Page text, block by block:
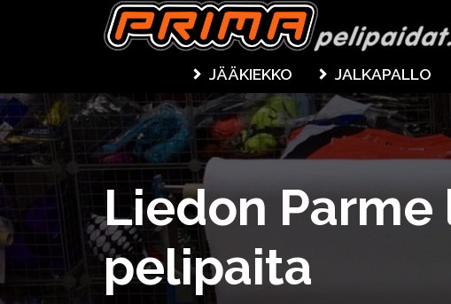
JÄÄKIEKKO JALKAPALLO
Liedon
pelipaita